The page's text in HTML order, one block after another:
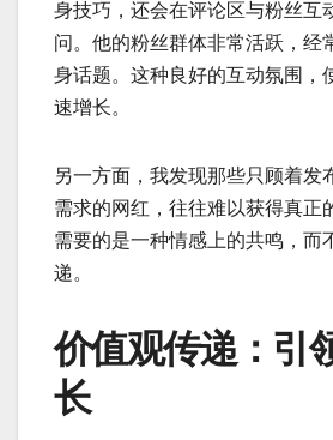
身技巧，还会在评论区与粉丝互
问。他的粉丝群体非常活跃，经
身话题。这种良好的互动氛围，
速增长。
另一方面，我发现那些只顾着发
需求的网红，往往难以获得真正
需要的是一种情感上的共鸣，而
递。
价值观传递：引
长